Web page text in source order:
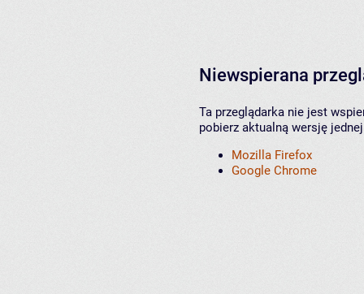
Niewspierana
Ta przeglądarka nie jest
pobierz aktualną wersję
Mozilla Firefox
Google Chrome